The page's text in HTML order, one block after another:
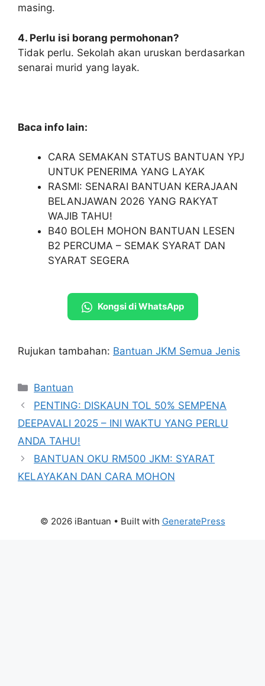
masing.
4. Perlu isi borang permohonan?
Tidak perlu. Sekolah akan uruskan berdasarkan
senarai murid yang layak.
Baca info lain:
CARA SEMAKAN STATUS BANTUAN YPJ
UNTUK PENERIMA YANG LAYAK
RASMI: SENARAI BANTUAN KERAJAAN
BELANJAWAN 2026 YANG RAKYAT
WAJIB TAHU!
B40 BOLEH MOHON BANTUAN LESEN
B2 PERCUMA – SEMAK SYARAT DAN
SYARAT SEGERA
Kongsi di WhatsApp
Rujukan tambahan: Bantuan JKM Semua Jenis
Categories
Bantuan
PENTING: DISKAUN TOL 50% SEMPENA
DEEPAVALI 2025 – INI WAKTU YANG PERLU
ANDA TAHU!
BANTUAN OKU RM500 JKM: SYARAT
KELAYAKAN DAN CARA MOHON
© 2026 iBantuan • Built with GeneratePress